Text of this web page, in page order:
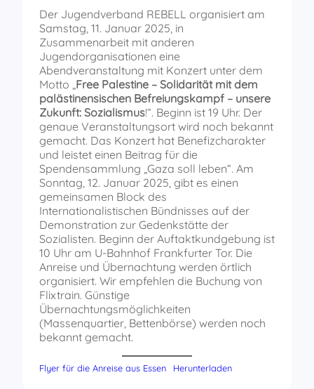
Der Jugendverband REBELL organisiert am
Samstag, 11. Januar 2025, in
Zusammenarbeit mit anderen
Jugendorganisationen eine
Abendveranstaltung mit Konzert unter dem
Motto „ Free Palestine – Solidarität mit dem
palästinensischen Befreiungskampf – unsere
Zukunft: Sozialismus!“. Beginn ist 19 Uhr. Der
genaue Veranstaltungsort wird noch bekannt
gemacht. Das Konzert hat Benefizcharakter
und leistet einen Beitrag für die
Spendensammlung „Gaza soll leben“. Am
Sonntag, 12. Januar 2025, gibt es einen
gemeinsamen Block des
Internationalistischen Bündnisses auf der
Demonstration zur Gedenkstätte der
Sozialisten. Beginn der Auftaktkundgebung ist
10 Uhr am U-Bahnhof Frankfurter Tor. Die
Anreise und Übernachtung werden örtlich
organisiert. Wir empfehlen die Buchung von
Flixtrain. Günstige
Übernachtungsmöglichkeiten
(Massenquartier, Bettenbörse) werden noch
bekannt gemacht.
Flyer für die Anreise aus Essen Herunterladen